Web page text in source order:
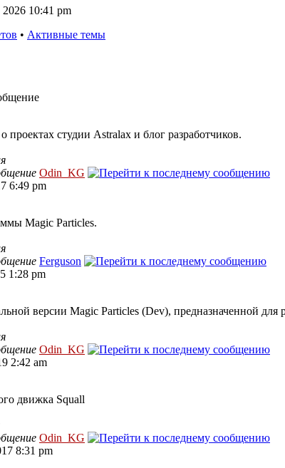
10:41 pm
• Активные темы
проектах студии Astralax и блог разработчиков.
Odin_KG
6:49 pm
Magic Particles.
Ferguson
1:28 pm
версии Magic Particles (Dev), предназначенной для
Odin_KG
2:42 am
движка Squall
Odin_KG
8:31 pm